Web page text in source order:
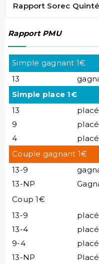
Rapport Sorec Quinté
Rapport PMU
Simple gagnant 1€
13
Simple place 1€
13
placé
9
placé
4
placé
Couple gagnant 1€
13-9
13-NP
Coup 1€
13-9
placé
13-4
placé
9-4
placé
13-NP